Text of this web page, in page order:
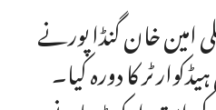
امین خان گنڈا پورنے
کا دورہ کیا۔